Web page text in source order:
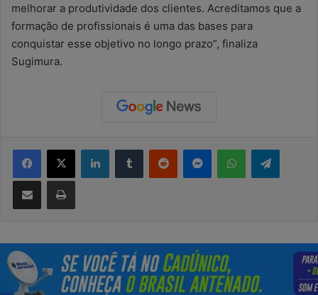
melhorar a produtividade dos clientes. Acreditamos que a
formação de profissionais é uma das bases para
conquistar esse objetivo no longo prazo”, finaliza
Sugimura.